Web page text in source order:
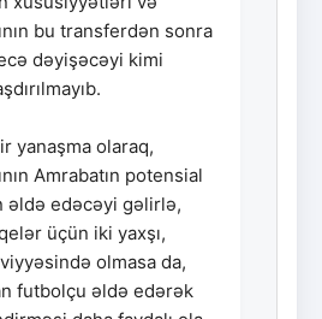
bu transferdən sonra
dəyişəcəyi kimi
yanaşma olaraq,
Amrabatın potensial
əldə edəcəyi gəlirlə,
üçün iki yaxşı,
olmasa da,
futbolçu əldə edərək